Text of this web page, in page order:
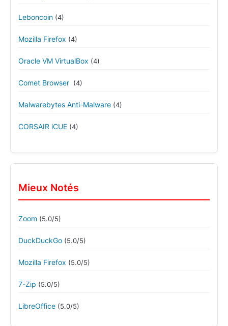
Leboncoin (4)
Mozilla Firefox (4)
Oracle VM VirtualBox (4)
Comet Browser (4)
Malwarebytes Anti-Malware (4)
CORSAIR iCUE (4)
Mieux Notés
Zoom (5.0/5)
DuckDuckGo (5.0/5)
Mozilla Firefox (5.0/5)
7-Zip (5.0/5)
LibreOffice (5.0/5)